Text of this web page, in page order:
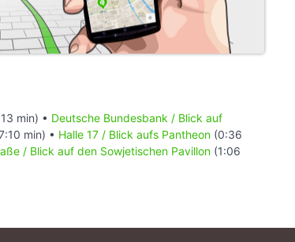
min) • Deutsche Bundesbank / Blick auf
min) • Halle 17 / Blick aufs Pantheon (0:36
/ Blick auf den Sowjetischen Pavillon (1:06